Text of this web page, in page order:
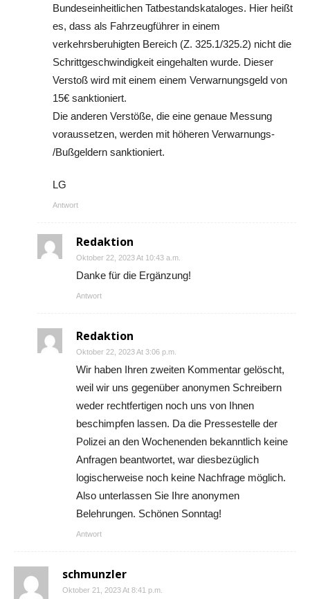
Bundeseinheitlichen Tatbestandskataloges. Hier heißt
es, dass als Fahrzeugführer in einem
verkehrsberuhigten Bereich (Z. 325.1/325.2) nicht die
Schrittgeschwindigkeit eingehalten wurde. Dieser
Verstoß wird mit einem einem Verwarnungsgeld von
15€ sanktioniert.
Die anderen Verstöße, die eine genaue Messung
voraussetzen, werden mit höheren Verwarnungs-
/Bußgeldern sanktioniert.
LG
Antwort
Redaktion
Oktober 22, 2023 At 10:43 a.m.
Danke für die Ergänzung!
Antwort
Redaktion
Oktober 22, 2023 At 3:06 p.m.
Wir haben Ihren zweiten Kommentar gelöscht,
weil wir uns gegenüber anonymen Schreibern
weder rechtfertigen noch uns von Ihnen
beschimpfen lassen. Da die Pressestelle der
Polizei an den Wochenenden bekanntlich keine
Anfragen beantwortet, war diesbezüglich
logischerweise noch keine Nachfrage möglich.
Also unterlassen Sie Ihre anonymen
Belehrungen. Schönen Sonntag!
Antwort
schmunzler
Oktober 21, 2023 At 8:41 p.m.